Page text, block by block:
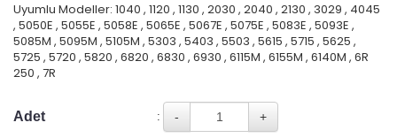
Uyumlu Modeller: 1040 , 1120 , 1130 , 2030 , 2040 , 2130 , 3029 , 4045
, 5050E , 5055E , 5058E , 5065E , 5067E , 5075E , 5083E , 5093E ,
5085M , 5095M , 5105M , 5303 , 5403 , 5503 , 5615 , 5715 , 5625 ,
5725 , 5720 , 5820 , 6820 , 6830 , 6930 , 6115M , 6155M , 6140M , 6R
250 , 7R
Adet :